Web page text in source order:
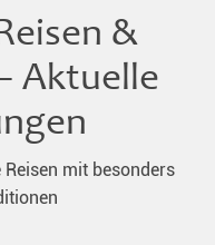
&
Aktuelle
mit besonders